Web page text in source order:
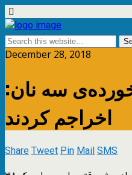
December 28, 2018
سه‌ نان:
اخراجم کردند
ShareTweetPinMailSMS